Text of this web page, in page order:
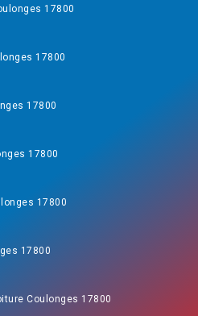
17800
17800
17800
17800
17800
17800
Coulonges 17800